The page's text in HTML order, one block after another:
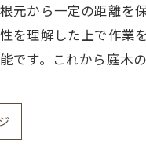
元から一定の距離を
を理解した上で作業
です。これから庭木